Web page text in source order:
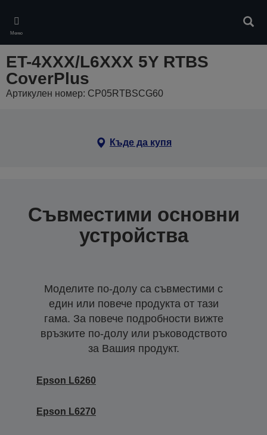
main
content
Меню
ET-4XXX/L6XXX 5Y RTBS
CoverPlus
Артикулен номер: CP05RTBSCG60
Къде да купя
Съвместими основни
устройства
Моделите по-долу са съвместими с
един или повече продукта от тази
гама. За повече подробности вижте
връзките по-долу или ръководството
за Вашия продукт.
Epson L6260
Epson L6270